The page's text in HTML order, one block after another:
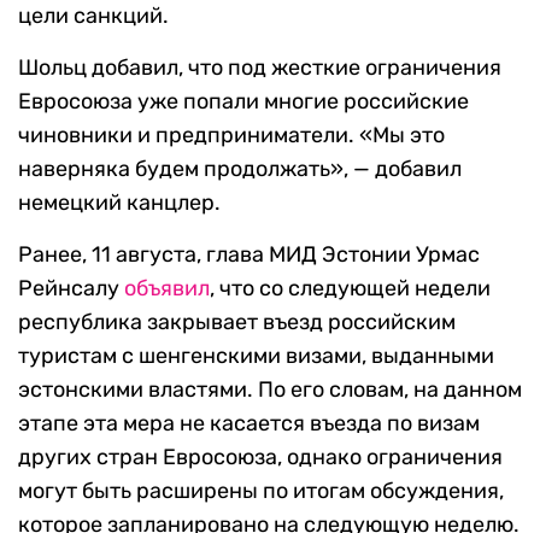
цели санкций.
Шольц добавил, что под жесткие ограничения
Евросоюза уже попали многие российские
чиновники и предприниматели. «Мы это
наверняка будем продолжать», — добавил
немецкий канцлер.
Ранее, 11 августа, глава МИД Эстонии Урмас
Рейнсалу объявил, что со следующей недели
республика закрывает въезд российским
туристам с шенгенскими визами, выданными
эстонскими властями. По его словам, на данном
этапе эта мера не касается въезда по визам
других стран Евросоюза, однако ограничения
могут быть расширены по итогам обсуждения,
которое запланировано на следующую неделю.